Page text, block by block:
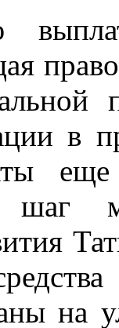
право
в
шаг
на